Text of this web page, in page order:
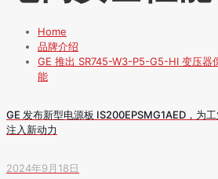
Home
品牌介绍
GE 推出 SR745-W3-P5-G5-HI 变压器
能
GE 发布新型电源板 IS200EPSMG1AED，为
注入新动力
2024年9月18日